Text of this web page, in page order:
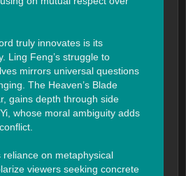
truly innovates is its
Ling Feng’s struggle to
mirrors universal questions
The Heaven’s Blade
gains depth through side
whose moral ambiguity adds
reliance on metaphysical
viewers seeking concrete